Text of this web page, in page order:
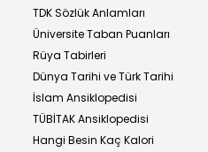
TDK Sözlük Anlamları
Üniversite Taban Puanları
Rüya Tabirleri
Dünya Tarihi ve Türk Tarihi
İslam Ansiklopedisi
TÜBİTAK Ansiklopedisi
Hangi Besin Kaç Kalori